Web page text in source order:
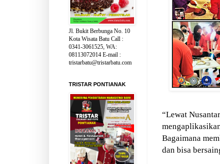
“Lewat
Bagaimana
dan bisa
Jl. Bukit Berbunga No. 10
Kota Wisata Batu Call :
0341-3061525, WA:
08113072014 E-mail :
tristarbatu@tristarbatu.com
TRISTAR PONTIANAK